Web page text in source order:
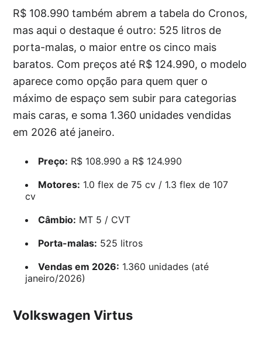
R$ 108.990 também abrem a tabela do Cronos,
mas aqui o destaque é outro: 525 litros de
porta-malas, o maior entre os cinco mais
baratos. Com preços até R$ 124.990, o modelo
aparece como opção para quem quer o
máximo de espaço sem subir para categorias
mais caras, e soma 1.360 unidades vendidas
em 2026 até janeiro.
Preço: R$ 108.990 a R$ 124.990
Motores: 1.0 flex de 75 cv / 1.3 flex de 107
cv
Câmbio: MT 5 / CVT
Porta-malas: 525 litros
Vendas em 2026: 1.360 unidades (até
janeiro/2026)
Volkswagen Virtus